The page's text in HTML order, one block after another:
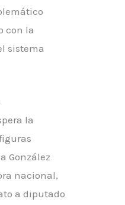
con la
sistema
la
González
nacional,
a diputado